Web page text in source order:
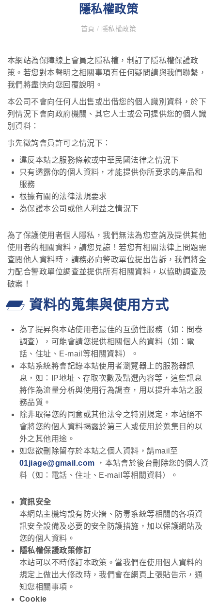
隱私權政策
首頁/ 隱私權政策
本網站為保障線上會員之隱私權，制訂了隱私權保護政
策。若您對本聲明之相關事項有任何疑問請與我們聯繫，
我們將盡快向您回覆說明。
本公司不會向任何人出售或出借您的個人識別資料，於下
列情況下會向政府機關、其它人士或公司提供您的個人識
別資料：
事先徵詢會員許可之情況下：
違反本站之服務條款或中華民國法律之情況下
只有透露你的個人資料，才能提供你所要求的產品和
服務
根據有關的法律法規要求
為保護本公司或他人利益之情況下
為了保護使用者個人隱私，我們無法為您查詢及提供其他
使用者的相關資料，請您見諒！若您有相關法律上問題需
查閱他人資料時，請務必向警政單位提出告訴，我們將全
力配合警政單位調查並提供所有相關資料，以協助調查及
破案！
資料的蒐集與使用方式
為了提昇與本站使用者最佳的互動性服務（如：問卷
調查），可能會請您提供相關個人的資料（如：電
話、住址、E-mail等相關資料）。
本站系統將會記錄本站使用者瀏覽器上的服務器訊
息，如：IP地址、存取次數及點選內容等，這些訊息
將作為流量分析與使用行為調查，用以提升本站之服
務品質。
除非取得您的同意或其他法令之特別規定，本站絕不
會將您的個人資料揭露於第三人或使用於蒐集目的以
外之其他用途。
如您欲刪除留存於本站之個人資料，請mail至
01jiage@gmail.com ，本站會於後台刪除您的個人資
料（如：電話、住址、E-mail等相關資料）。
資訊安全
本網站主機均設有防火牆、防毒系統等相關的各項資
訊安全設備及必要的安全防護措施，加以保護網站及
您的個人資料。
隱私權保護政策修訂
本站可以不時修訂本政策。當我們在使用個人資料的
規定上做出大修改時，我們會在網頁上張貼告示，通
知您相關事項。
Cookie